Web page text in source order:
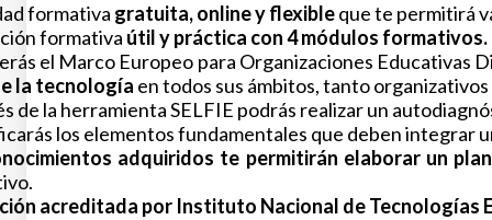
formativa gratuita, online y flexibleque te permitirá
formativa útil y práctica con 4 módulos formativos.
el Marco Europeo para Organizaciones Educativas
la tecnología en todos sus ámbitos, tanto
de la herramienta SELFIE podrás realizar un
los elementos fundamentales que deben integrar
adquiridos te permitirán elaborar un
acreditada por Instituto Nacional de Tecnologías